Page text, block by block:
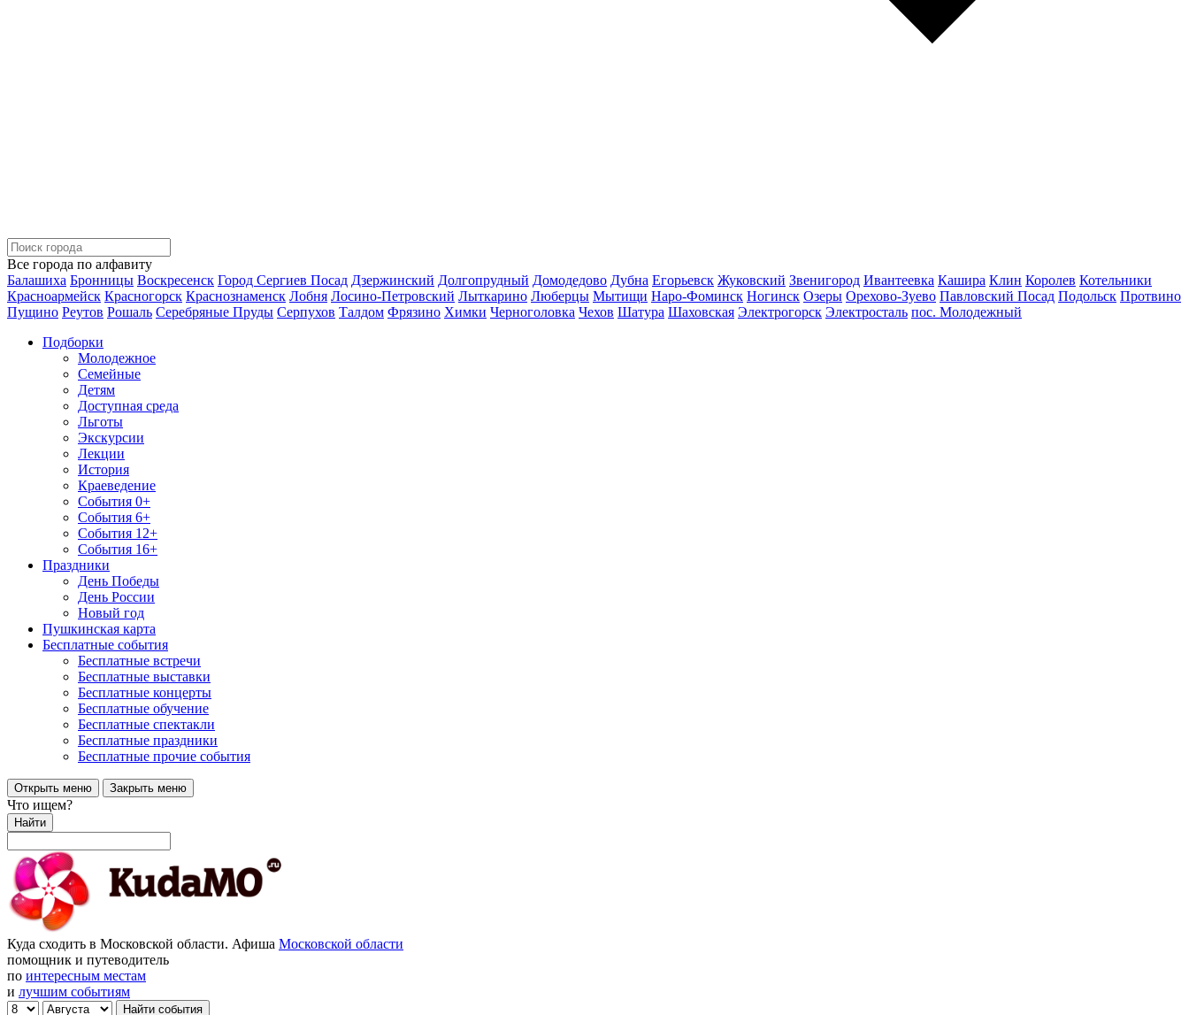
Все города по алфавиту
Балашиха Бронницы Воскресенск Город Сергиев Посад Дзержинский Долгопрудный Домодедово Дубна Егорьевск Жуковский Звенигород Ивантеевка Кашира Клин Королев Котельники
Красноармейск Красногорск Краснознаменск Лобня Лосино-Петровский Лыткарино Люберцы Мытищи Наро-Фоминск Ногинск Озеры Орехово-Зуево Павловский Посад Подольск Протвино
Пущино Реутов Рошаль Серебряные Пруды Серпухов Талдом Фрязино Химки Черноголовка Чехов Шатура Шаховская Электрогорск Электросталь пос. Молодежный
Подборки
Молодежное
Семейные
Детям
Доступная среда
Льготы
Экскурсии
Лекции
История
Краеведение
События 0+
События 6+
События 12+
События 16+
Праздники
День Победы
День России
Новый год
Пушкинская карта
Бесплатные события
Бесплатные встречи
Бесплатные выставки
Бесплатные концерты
Бесплатные обучение
Бесплатные спектакли
Бесплатные праздники
Бесплатные прочие события
Открыть меню Закрыть меню
Что ищем?
Найти
Куда сходить в Московской области. Афиша Московской области
помощник и путеводитель
по интересным местам
и лучшим событиям